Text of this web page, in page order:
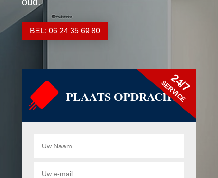
BEL: 06 24 35 69 80
PLAATS OPDRACHT
24/7
SERVICE